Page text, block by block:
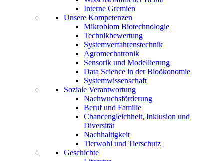
Interne Gremien
Unsere Kompetenzen
Mikrobiom Biotechnologie
Technikbewertung
Systemverfahrenstechnik
Agromechatronik
Sensorik und Modellierung
Data Science in der Bioökonomie
Systemwissenschaft
Soziale Verantwortung
Nachwuchsförderung
Beruf und Familie
Chancengleichheit, Inklusion und
Diversität
Nachhaltigkeit
Tierwohl und Tierschutz
Geschichte